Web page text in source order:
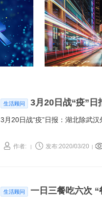
生活顾问 3月20日战“疫”日
3月20日战“疫”日报：湖北除武
作者: 发布:2020/03/20
生活顾问 一日三餐吃六次